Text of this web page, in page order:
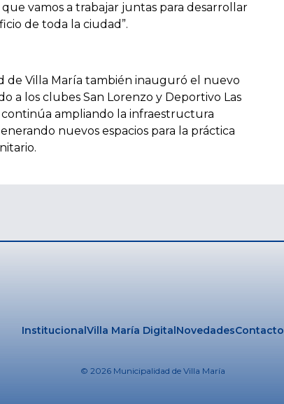
vamos a trabajar juntas para desarrollar
de toda la ciudad”.
de Villa María también inauguró el nuevo
a los clubes San Lorenzo y Deportivo Las
continúa ampliando la infraestructura
nuevos espacios para la práctica
InstitucionalVilla María DigitalNovedadesContacto
© 2026 Municipalidad de Villa María